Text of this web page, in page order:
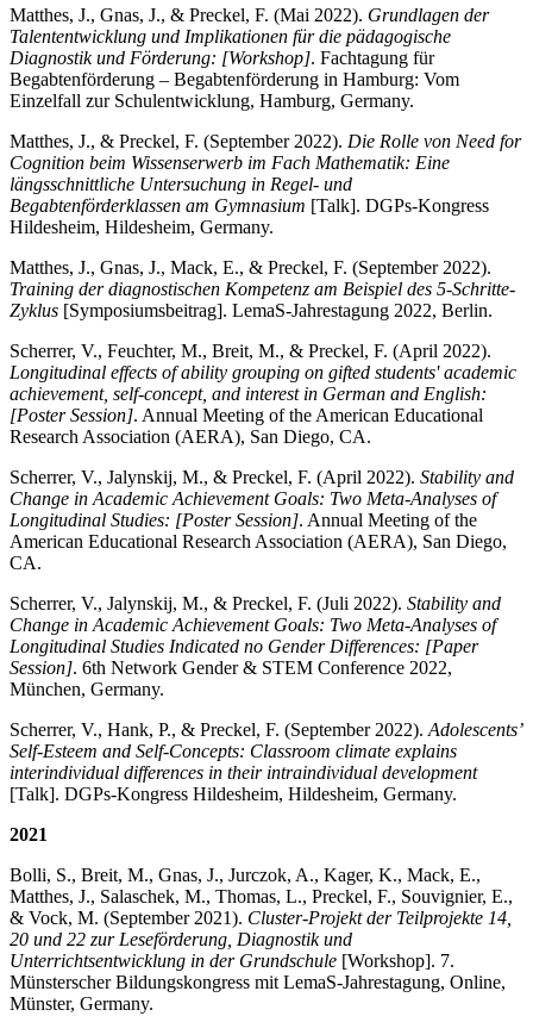
Matthes, J., Gnas, J., & Preckel, F. (Mai 2022). Grundlagen der
Talententwicklung und Implikationen für die pädagogische
Diagnostik und Förderung: [Workshop]. Fachtagung für
Begabtenförderung – Begabtenförderung in Hamburg: Vom
Einzelfall zur Schulentwicklung, Hamburg, Germany.
Matthes, J., & Preckel, F. (September 2022). Die Rolle von Need for
Cognition beim Wissenserwerb im Fach Mathematik: Eine
längsschnittliche Untersuchung in Regel- und
Begabtenförderklassen am Gymnasium [Talk]. DGPs-Kongress
Hildesheim, Hildesheim, Germany.
Matthes, J., Gnas, J., Mack, E., & Preckel, F. (September 2022).
Training der diagnostischen Kompetenz am Beispiel des 5-Schritte-
Zyklus [Symposiumsbeitrag]. LemaS-Jahrestagung 2022, Berlin.
Scherrer, V., Feuchter, M., Breit, M., & Preckel, F. (April 2022).
Longitudinal effects of ability grouping on gifted students' academic
achievement, self-concept, and interest in German and English:
[Poster Session]. Annual Meeting of the American Educational
Research Association (AERA), San Diego, CA.
Scherrer, V., Jalynskij, M., & Preckel, F. (April 2022). Stability and
Change in Academic Achievement Goals: Two Meta-Analyses of
Longitudinal Studies: [Poster Session]. Annual Meeting of the
American Educational Research Association (AERA), San Diego,
CA.
Scherrer, V., Jalynskij, M., & Preckel, F. (Juli 2022). Stability and
Change in Academic Achievement Goals: Two Meta-Analyses of
Longitudinal Studies Indicated no Gender Differences: [Paper
Session]. 6th Network Gender & STEM Conference 2022,
München, Germany.
Scherrer, V., Hank, P., & Preckel, F. (September 2022). Adolescents’
Self-Esteem and Self-Concepts: Classroom climate explains
interindividual differences in their intraindividual development
[Talk]. DGPs-Kongress Hildesheim, Hildesheim, Germany.
2021
Bolli, S., Breit, M., Gnas, J., Jurczok, A., Kager, K., Mack, E.,
Matthes, J., Salaschek, M., Thomas, L., Preckel, F., Souvignier, E.,
& Vock, M. (September 2021). Cluster-Projekt der Teilprojekte 14,
20 und 22 zur Leseförderung, Diagnostik und
Unterrichtsentwicklung in der Grundschule [Workshop]. 7.
Münsterscher Bildungskongress mit LemaS-Jahrestagung, Online,
Münster, Germany.